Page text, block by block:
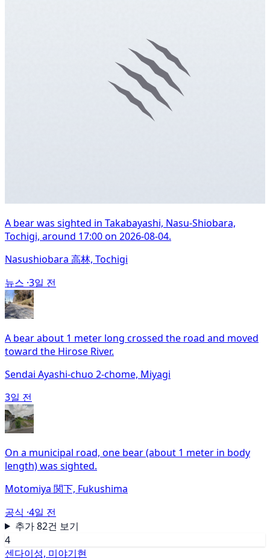
A bear was sighted in Takabayashi, Nasu-Shiobara,
Tochigi, around 17:00 on 2026-08-04.
Nasushiobara 高林, Tochigi
뉴스 ·3일 전
A bear about 1 meter long crossed the road and moved
toward the Hirose River.
Sendai Ayashi-chuo 2-chome, Miyagi
3일 전
On a municipal road, one bear (about 1 meter in body
length) was sighted.
Motomiya 関下, Fukushima
공식 ·4일 전
추가 82건 보기
4
센다이성, 미야기현